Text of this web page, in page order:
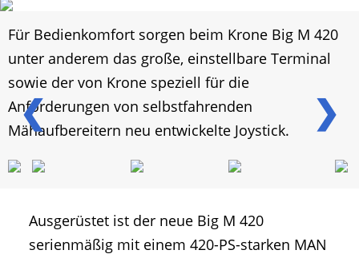
❮ ❯
Für Bedienkomfort sorgen beim Krone Big M 420
unter anderem das große, einstellbare Terminal
sowie der von Krone speziell für die
Anforderungen von selbstfahrenden
Mähaufbereitern neu entwickelte Joystick.
Ausgerüstet ist der neue Big M 420
serienmäßig mit einem 420-PS-starken MAN